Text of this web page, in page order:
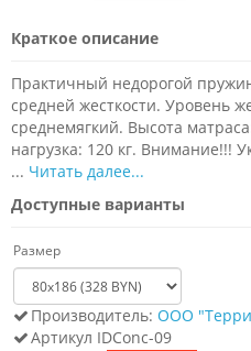
Краткое описание
Практичный недорогой
средней жесткости. Уровень
среднемягкий. Высота
нагрузка: 120 кг. Внимание!!!
... Читать далее...
Доступные варианты
Размер
Производитель: ООО
Артикул IDСonc-09